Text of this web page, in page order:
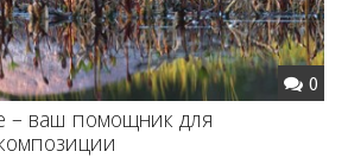
0
– ваш помощник для